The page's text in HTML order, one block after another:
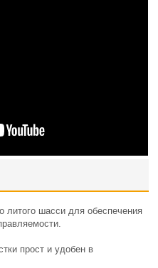
литого шасси для обеспечения
прост и удобен в